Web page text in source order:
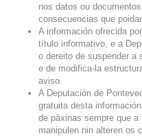
nos datos ou
consecuencias que
A información ofrecida
título informativo, e a
o dereito de suspender a
e de modifica-la
aviso.
A Deputación de
gratuita desta
de páxinas sempre que
manipulen nin alteren os